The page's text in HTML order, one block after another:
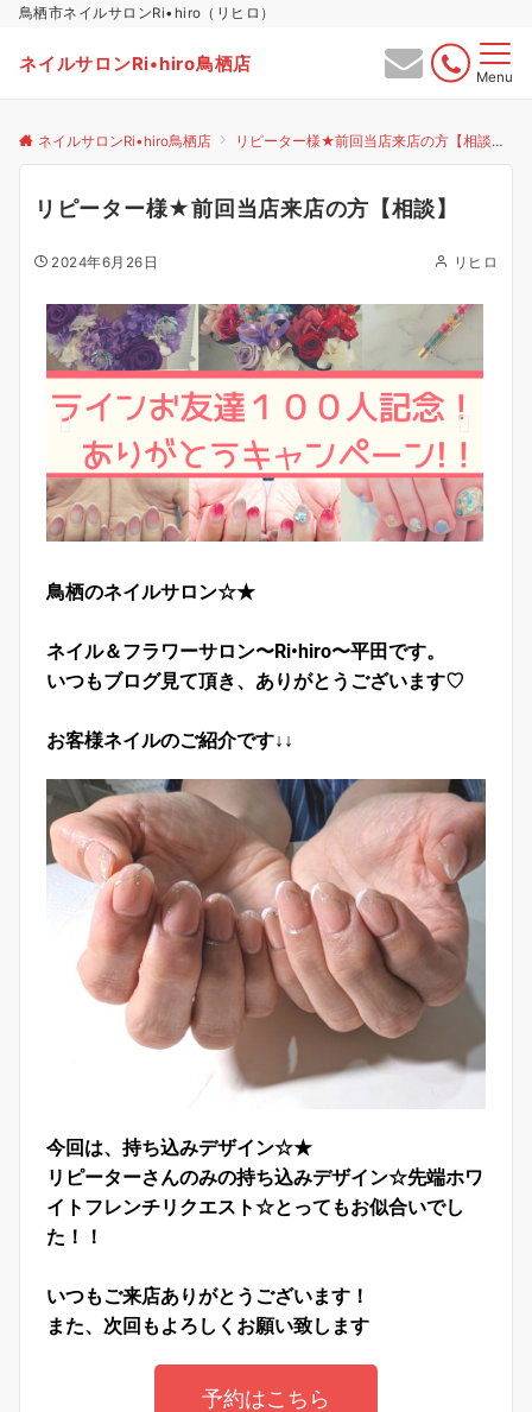
鳥栖市ネイルサロンRi•hiro（リヒロ）
ネイルサロンRi•hiro鳥栖店
Menu
ネイルサロンRi•hiro鳥栖店 リピーター様★前回当店来店の方【相談】
リピーター様★前回当店来店の方【相談】
2024年6月26日 リヒロ
鳥栖のネイルサロン☆★
ネイル＆フラワーサロン〜Ri•hiro〜平田です。
いつもブログ見て頂き、ありがとうございます♡
お客様ネイルのご紹介です↓↓
今回は、持ち込みデザイン☆★
リピーターさんのみの持ち込みデザイン☆先端ホワ
イトフレンチリクエスト☆とってもお似合いでし
た！！
いつもご来店ありがとうございます！
また、次回もよろしくお願い致します
予約はこちら